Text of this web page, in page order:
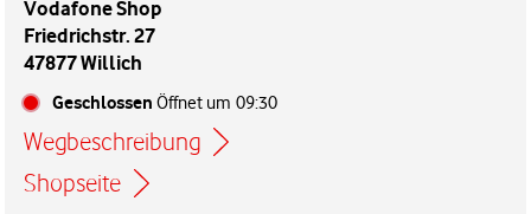
Vodafone Shop
Friedrichstr. 27
47877 Willich
Geschlossen Öffnet um 09:30
Wegbeschreibung
Link öffnet in einem neuen Tab
Shopseite